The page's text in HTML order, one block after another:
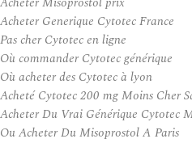
Acheter Generique Cytotec France
Pas cher Cytotec en ligne
Où commander Cytotec générique
Où acheter des Cytotec à lyon
Acheté Cytotec 200 mg Moins Cher
Acheter Du Vrai Générique Cytotec
Ou Acheter Du Misoprostol A Paris